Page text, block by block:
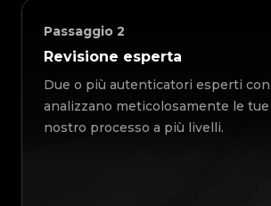
Passaggio 2
Revisione esperta
Due o più autenticatori esperti
analizzano meticolosamente le
nostro processo a più livelli.